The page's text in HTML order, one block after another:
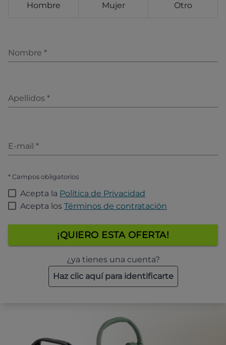
Hombre Mujer Otro
Nombre *
Apellidos *
E-mail *
* Campos obligatorios
Acepta la Política de Privacidad
Acepta los Términos de contratación
¡QUIERO ESTA OFERTA!
¿ya tienes una cuenta?
Haz clic aquí para identificarte